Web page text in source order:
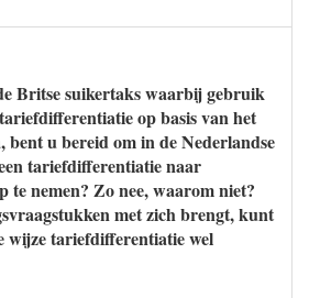
Britse suikertaks waarbij gebruik
op basis van het
bent u bereid om in de Nederlandse
tariefdifferentiatie naar
te nemen? Zo nee, waarom niet?
met zich brengt, kunt
wijze tariefdifferentiatie wel